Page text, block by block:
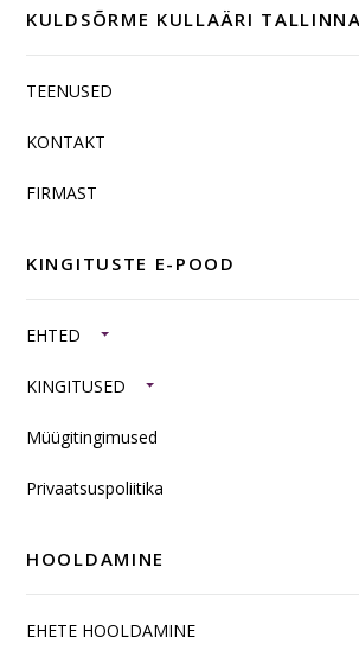
KULDSÕRME KULLAÄRI
TEENUSED
KONTAKT
FIRMAST
KINGITUSTE E-POOD
EHTED
KINGITUSED
Müügitingimused
Privaatsuspoliitika
HOOLDAMINE
EHETE HOOLDAMINE